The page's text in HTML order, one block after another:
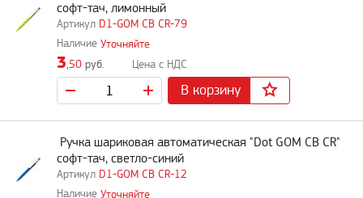
D1-GOM CB CR-79
софт-тач, лимонный
Уточняйте
3,50 руб.
В корзину
D1-GOM CB CR-12
Ручка шариковая автоматическая "Dot GOM CB CR"
софт-тач, светло-синий
Уточняйте